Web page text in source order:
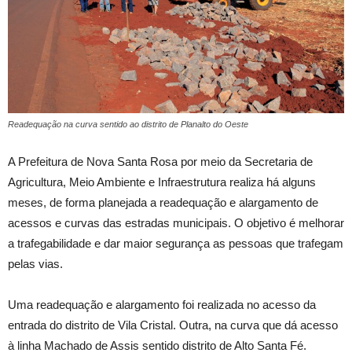
Readequação na curva sentido ao distrito de Planalto do Oeste
A Prefeitura de Nova Santa Rosa por meio da Secretaria de
Agricultura, Meio Ambiente e Infraestrutura realiza há alguns
meses, de forma planejada a readequação e alargamento de
acessos e curvas das estradas municipais. O objetivo é melhorar
a trafegabilidade e dar maior segurança as pessoas que trafegam
pelas vias.
Uma readequação e alargamento foi realizada no acesso da
entrada do distrito de Vila Cristal. Outra, na curva que dá acesso
à linha Machado de Assis sentido distrito de Alto Santa Fé.